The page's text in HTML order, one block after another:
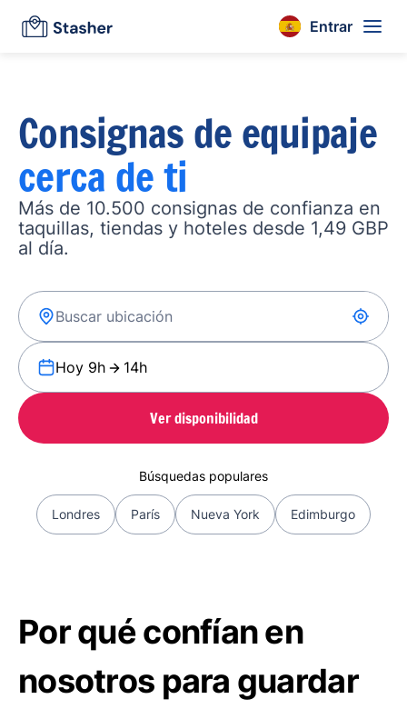
Entrar
Consignas de equipaje
cerca de ti
Más de 10.500 consignas de confianza en
taquillas, tiendas y hoteles desde 1,49 GBP
al día.
Hoy 9h 14h
Ver disponibilidad
Búsquedas populares
Londres París Nueva York Edimburgo
Por qué confían en
nosotros para guardar